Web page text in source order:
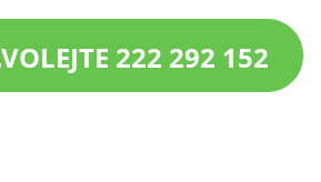
VOLEJTE 222 292 152